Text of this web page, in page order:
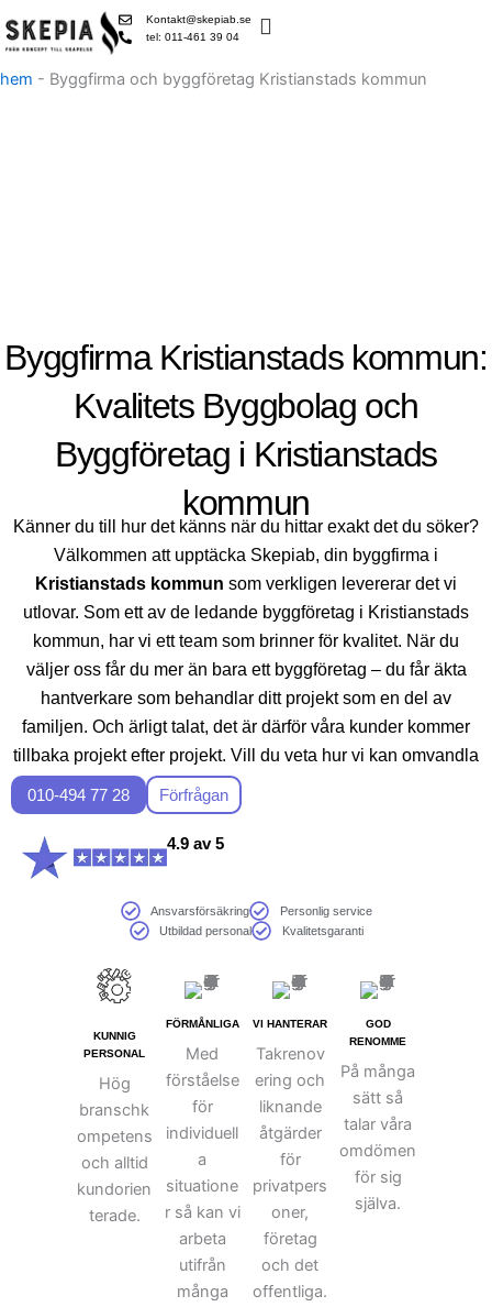
to
Kontakt@skepiab.se
tel: 011-461 39 04
hem - Byggfirma och byggföretag Kristianstads kommun
Byggfirma Kristianstads kommun:
Kvalitets Byggbolag och
Byggföretag i Kristianstads
kommun
Känner du till hur det känns när du hittar exakt det du söker?
Välkommen att upptäcka Skepiab, din byggfirma i
Kristianstads kommun som verkligen levererar det vi
utlovar. Som ett av de ledande byggföretag i Kristianstads
kommun, har vi ett team som brinner för kvalitet. När du
väljer oss får du mer än bara ett byggföretag – du får äkta
hantverkare som behandlar ditt projekt som en del av
familjen. Och ärligt talat, det är därför våra kunder kommer
tillbaka projekt efter projekt. Vill du veta hur vi kan omvandla
dina byggdrömmar till verklighet? Kontakta oss, så delar vi
mer över en kopp kaffe.
010-494 77 28 Förfrågan
4.9 av 5
Ansvarsförsäkring
Personlig service
Utbildad personal
Kvalitetsgaranti
KUNNIG
PERSONAL
Hög
branschk
ompetens
och alltid
kundorien
terade.
FÖRMÅNLIGA
Med
förståelse
för
individuell
a
situatione
r så kan vi
arbeta
utifrån
många
VI HANTERAR
Takrenov
ering och
liknande
åtgärder
för
privatpers
oner,
företag
och det
offentliga.
GOD
RENOMME
På många
sätt så
talar våra
omdömen
för sig
själva.